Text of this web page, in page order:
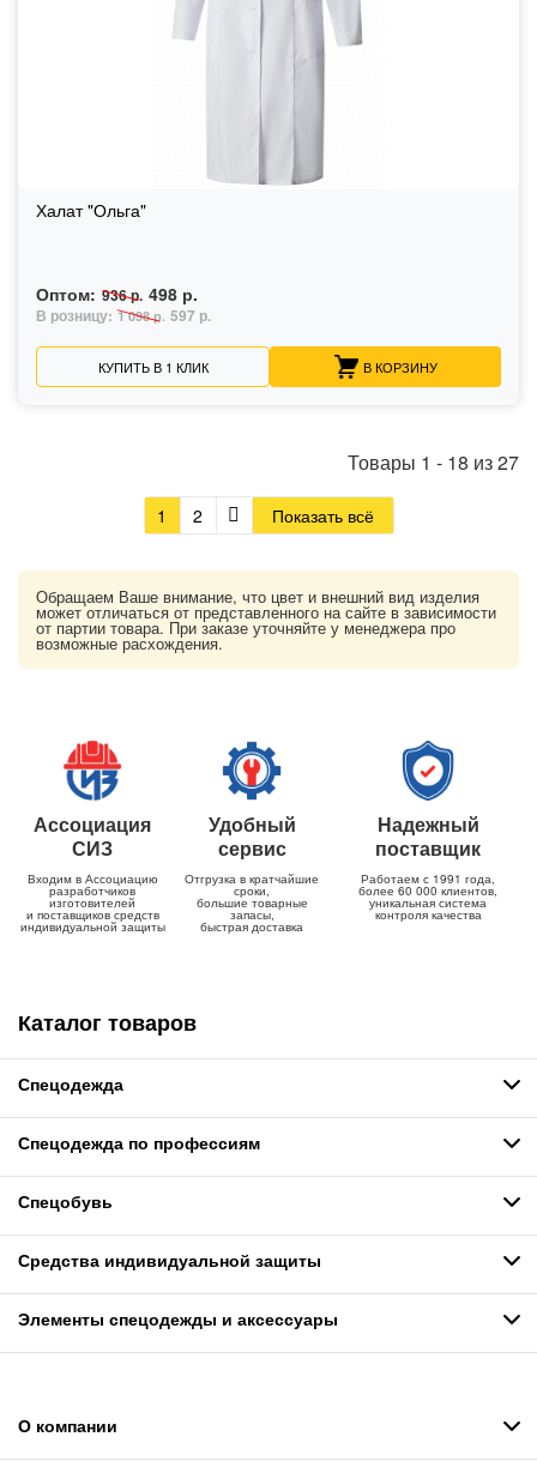
Халат "Ольга"
Оптом: 936 р. 498 р.
В розницу: 1 098 р. 597 р.
КУПИТЬ В 1 КЛИК В КОРЗИНУ
Товары 1 - 18 из27
1 2 Показать всё
Обращаем Ваше внимание, что цвет и внешний вид изделия
может отличаться от представленного на сайте в зависимости
от партии товара. При заказе уточняйте у менеджера про
возможные расхождения.
Ассоциация
СИЗ
Входим в Ассоциацию
разработчиков
изготовителей
и поставщиков средств
индивидуальной защиты
Удобный
сервис
Отгрузка в кратчайшие
сроки,
большие товарные
запасы,
быстрая доставка
Надежный
поставщик
Работаем с 1991 года,
более 60 000 клиентов,
уникальная система
контроля качества
Каталог товаров
Спецодежда
Спецодежда по профессиям
Спецобувь
Средства индивидуальной защиты
Элементы спецодежды и аксессуары
О компании